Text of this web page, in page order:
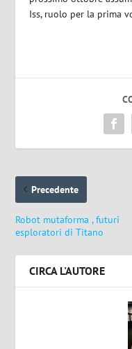
Iss, ruolo per la prima
Precedente
Robot mutaforma , futuri
esploratori di Titano
CIRCA L'AUTORE